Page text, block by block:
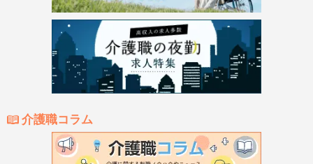
介護職コラム